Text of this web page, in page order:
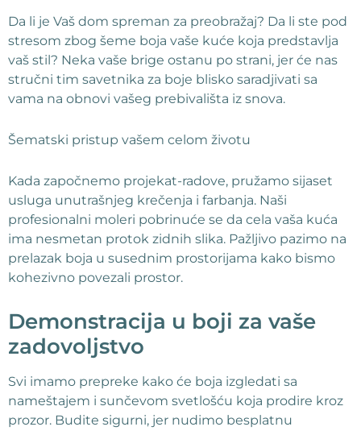
Da li je Vaš dom spreman za preobražaj? Da li ste pod
stresom zbog šeme boja vaše kuće koja predstavlja
vaš stil? Neka vaše brige ostanu po strani, jer će nas
stručni tim savetnika za boje blisko saradjivati sa
vama na obnovi vašeg prebivališta iz snova.
Šematski pristup vašem celom životu
Kada započnemo projekat-radove, pružamo sijaset
usluga unutrašnjeg krečenja i farbanja. Naši
profesionalni moleri pobrinuće se da cela vaša kuća
ima nesmetan protok zidnih slika. Pažljivo pazimo na
prelazak boja u susednim prostorijama kako bismo
kohezivno povezali prostor.
Demonstracija u boji za vaše
zadovoljstvo
Svi imamo prepreke kako će boja izgledati sa
nameštajem i sunčevom svetlošću koja prodire kroz
prozor. Budite sigurni, jer nudimo besplatnu